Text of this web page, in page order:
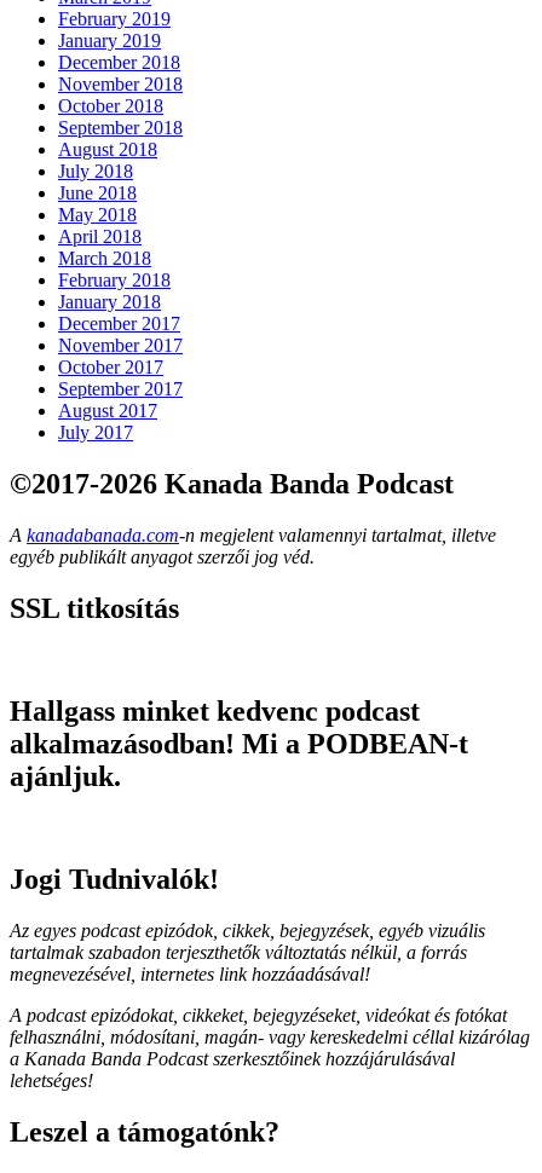
February 2019
January 2019
December 2018
November 2018
October 2018
September 2018
August 2018
July 2018
June 2018
May 2018
April 2018
March 2018
February 2018
January 2018
December 2017
November 2017
October 2017
September 2017
August 2017
July 2017
©2017-2026 Kanada Banda Podcast
A kanadabanada.com-n megjelent valamennyi tartalmat, illetve
egyéb publikált anyagot szerzői jog véd.
SSL titkosítás
Hallgass minket kedvenc podcast
alkalmazásodban! Mi a PODBEAN-t
ajánljuk.
Jogi Tudnivalók!
Az egyes podcast epizódok, cikkek, bejegyzések, egyéb vizuális
tartalmak szabadon terjeszthetők változtatás nélkül, a forrás
megnevezésével, internetes link hozzáadásával!
A podcast epizódokat, cikkeket, bejegyzéseket, videókat és fotókat
felhasználni, módosítani, magán- vagy kereskedelmi céllal kizárólag
a Kanada Banda Podcast szerkesztőinek hozzájárulásával
lehetséges!
Leszel a támogatónk?